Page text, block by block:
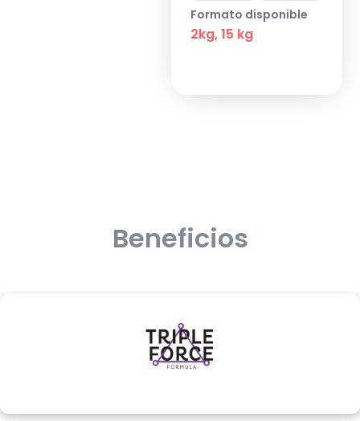
Formato disponible
2kg, 15 kg
Beneficios